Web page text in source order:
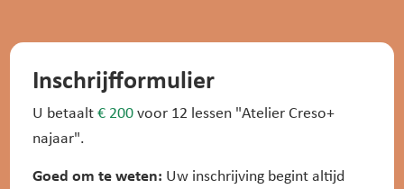
Inschrijfformulier
U betaalt€ 200voor 12 lessen "Atelier Creso+
najaar".
Goed om te weten: Uw inschrijving begint altijd